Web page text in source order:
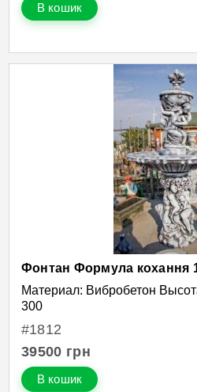
В кошик
Фонтан Формула кохання
Материал: Вибробетон
300
#1812
39500 грн
В кошик